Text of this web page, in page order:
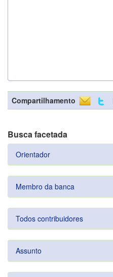
Compartilhamento
Busca facetada
Orientador
Membro da banca
Todos contribuidores
Assunto